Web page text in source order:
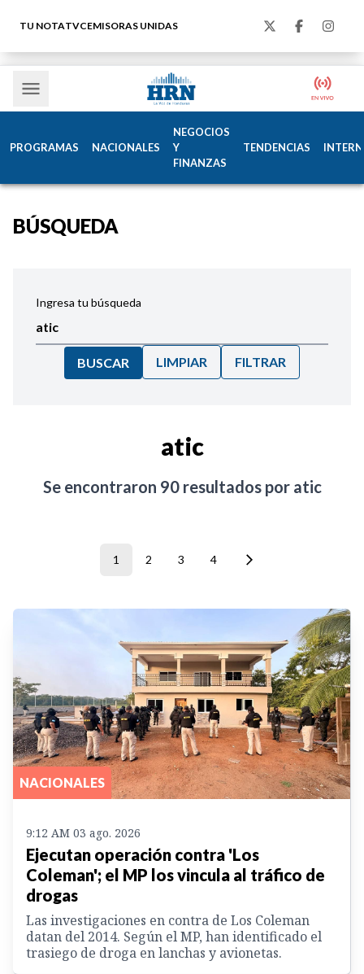
TU NOTATVCEMISORAS UNIDAS
PROGRAMAS NACIONALES
NEGOCIOS
Y
FINANZAS
TENDENCIAS
BÚSQUEDA
Ingresa tu búsqueda
BUSCAR LIMPIAR FILTRAR
atic
Se encontraron 90resultados por atic
1 2 3 4
NACIONALES
9:12 AM 03 ago. 2026
Ejecutan operación contra 'Los
Coleman'; el MP los vincula al tráfico de
drogas
Las investigaciones en contra de Los Coleman
datan del 2014. Según el MP, han identificado el
trasiego de droga en lanchas y avionetas.